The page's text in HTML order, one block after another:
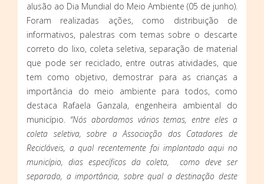
alusão ao Dia Mundial do Meio Ambiente (05 de junho).
Foram realizadas ações, como distribuição de
informativos, palestras com temas sobre o descarte
correto do lixo, coleta seletiva, separação de material
que pode ser reciclado, entre outras atividades, que
tem como objetivo, demostrar para as crianças a
importância do meio ambiente para todos, como
destaca Rafaela Ganzala, engenheira ambiental do
município. “Nós abordamos vários temas, entre eles a
coleta seletiva, sobre a Associação dos Catadores de
Recicláveis, a qual recentemente foi implantado aqui no
município, dias específicos da coleta, como deve ser
separado, a importância, sobre qual a destinação deste